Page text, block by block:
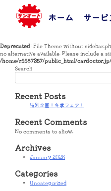
content
ホーム サービ
Deprecated : File Theme without
no alternative available. Please include a
/home/r5587357/public_html/
Search
Recent Posts
特別企画！冬季フェア！
Recent Comments
No comments to show.
Archives
January 2026
Categories
Uncategorized